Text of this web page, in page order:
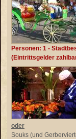
Personen: 1 -
(Eintrittsgelder
oder
Souks (und